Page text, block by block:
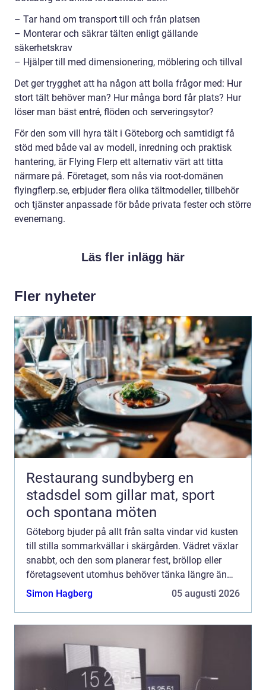
– Tar hand om transport till och från platsen
– Monterar och säkrar tälten enligt gällande
säkerhetskrav
– Hjälper till med dimensionering, möblering och tillval
Det ger trygghet att ha någon att bolla frågor med: Hur
stort tält behöver man? Hur många bord får plats? Hur
löser man bäst entré, flöden och serveringsytor?
För den som vill hyra tält i Göteborg och samtidigt få
stöd med både val av modell, inredning och praktisk
hantering, är Flying Flerp ett alternativ värt att titta
närmare på. Företaget, som nås via root-domänen
flyingflerp.se, erbjuder flera olika tältmodeller, tillbehör
och tjänster anpassade för både privata fester och större
evenemang.
Läs fler inlägg här
Fler nyheter
Restaurang sundbyberg en
stadsdel som gillar mat, sport
och spontana möten
Göteborg bjuder på allt från salta vindar vid kusten
till stilla sommarkvällar i skärgården. Vädret växlar
snabbt, och den som planerar fest, bröllop eller
företagsevent utomhus behöver tänka längre än
bara datum och meny. Ett välplanerat tält blir s...
Simon Hagberg 05 augusti 2026